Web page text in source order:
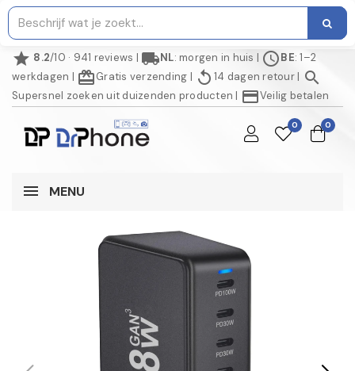
star 8.2/10 · 941 reviews | local_shippingNL: morgen in huis | scheduleBE: 1–2
werkdagen | redeemGratis verzending | replay 14 dagen retour| search
Supersnel zoeken uit duizenden producten | credit_cardVeilig betalen
0 0
MENU
NIET OP VOORRAAD